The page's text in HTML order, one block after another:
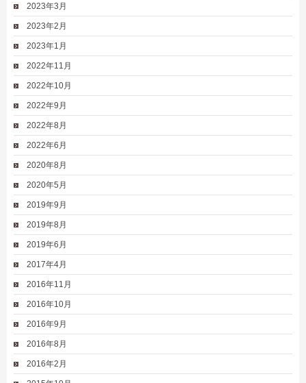
2023年3月
2023年2月
2023年1月
2022年11月
2022年10月
2022年9月
2022年8月
2022年6月
2020年8月
2020年5月
2019年9月
2019年8月
2019年6月
2017年4月
2016年11月
2016年10月
2016年9月
2016年8月
2016年2月